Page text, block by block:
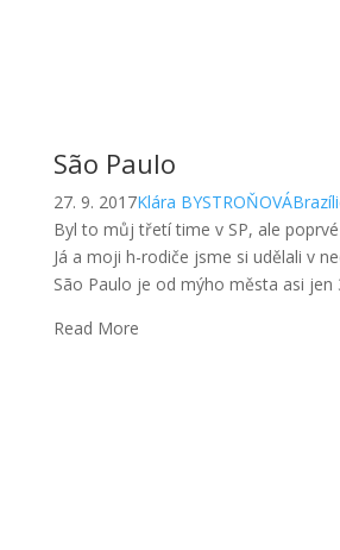
São Paulo
27. 9. 2017Klára BYSTROŇOVÁ
Byl to můj třetí time v SP, ale poprvé
Já a moji h-rodiče jsme si udělali v
São Paulo je od mýho města asi jen
Read More